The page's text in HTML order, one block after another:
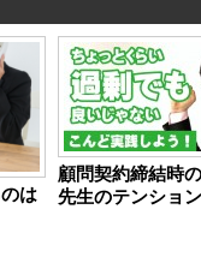
は
顧問契約締結時
先生のテンション